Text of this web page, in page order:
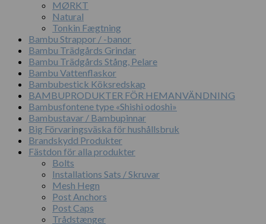
MØRKT
Natural
Tonkin Fægtning
Bambu Strappor / -banor
Bambu Trädgårds Grindar
Bambu Trädgårds Stång, Pelare
Bambu Vattenflaskor
Bambubestick Köksredskap
BAMBUPRODUKTER FÖR HEMANVÄNDNING
Bambusfontene type «Shishi odoshi»
Bambustavar / Bambupinnar
Big Förvaringsväska för hushållsbruk
Brandskydd Produkter
Fästdon för alla produkter
Bolts
Installations Sats / Skruvar
Mesh Hegn
Post Anchors
Post Caps
Trådstænger